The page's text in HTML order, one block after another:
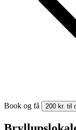
Book og få 200 kr. til